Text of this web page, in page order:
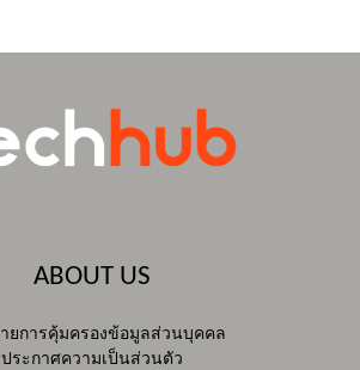
ABOUT US
ยการคุ้มครองข้อมูลส่วนบุคคล
ประกาศความเป็นส่วนตัว